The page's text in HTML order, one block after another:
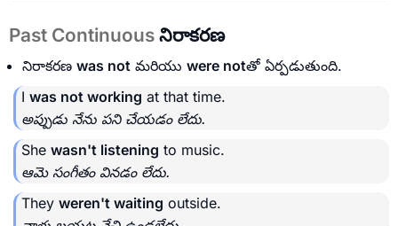
Past Continuous నిరాకరణ
నిరాకరణ was not మరియు were notతో ఏర్పడుతుంది.
I was not working at that time.
అప్పుడు నేను పని చేయడం లేదు.
She wasn't listening to music.
ఆమె సంగీతం వినడం లేదు.
They weren't waiting outside.